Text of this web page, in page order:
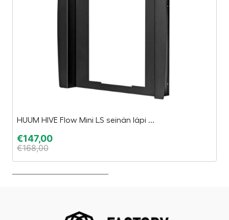
HUUM HIVE Flow Mini LS seinän läpi ...
€147,00
€168,00